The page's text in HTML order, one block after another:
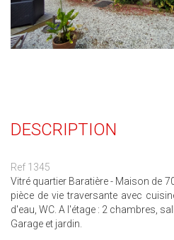
DESCRIPTION
Ref 1345
Vitré quartier Baratière - Maison de
pièce de vie traversante avec
d'eau, WC. A l'étage : 2 chambres,
Garage et jardin.